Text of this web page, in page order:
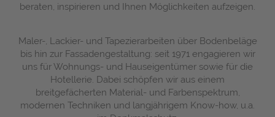
beraten, inspirieren und Ihnen Möglichkeiten aufzeigen.
Maler-, Lackier- und Tapezierarbeiten über Bodenbeläge
bis hin zur Fassadengestaltung: seit 1971 engagieren wir
uns für Wohnungs- und Hauseigentümer sowie für die
Hotellerie. Dabei schöpfen wir aus einem
breitgefächerten Material- und Farbenspektrum,
modernen Techniken und langjährigem Know-how, u.a.